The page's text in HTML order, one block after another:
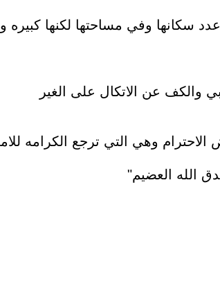
سكانها وفي مساحتها لكنها
والكف عن الاتكال على الغير
الاحترام وهي التي ترجع الكرامه
الله العضيم"